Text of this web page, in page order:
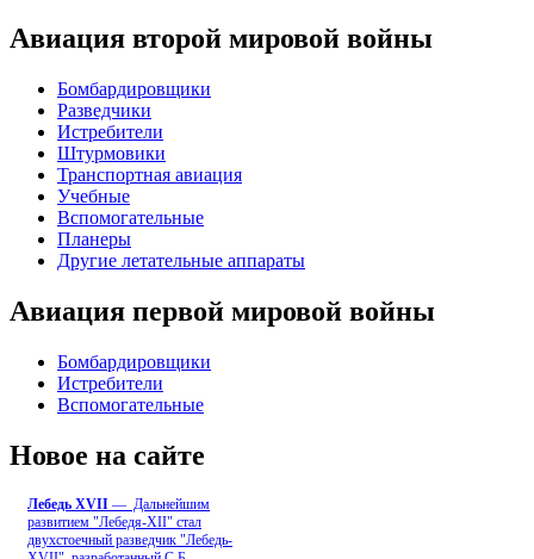
Авиация второй мировой войны
Бомбардировщики
Разведчики
Истребители
Штурмовики
Транспортная авиация
Учебные
Вспомогательные
Планеры
Другие летательные аппараты
Авиация первой мировой войны
Бомбардировщики
Истребители
Вспомогательные
Новое на сайте
Лебедь ХVII — Дальнейшим
развитием "Лебедя-ХII" стал
двухстоечный разведчик "Лебедь-